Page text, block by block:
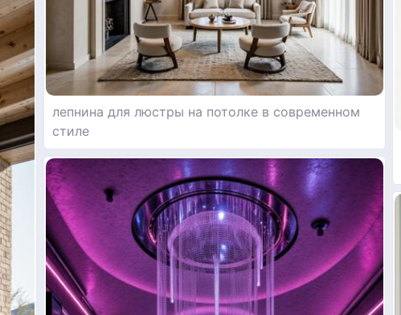
лепнина для люстры на потолке в современном
стиле